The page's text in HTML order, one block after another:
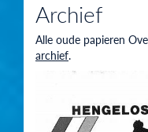
Archief
Alle oude papieren
archief.